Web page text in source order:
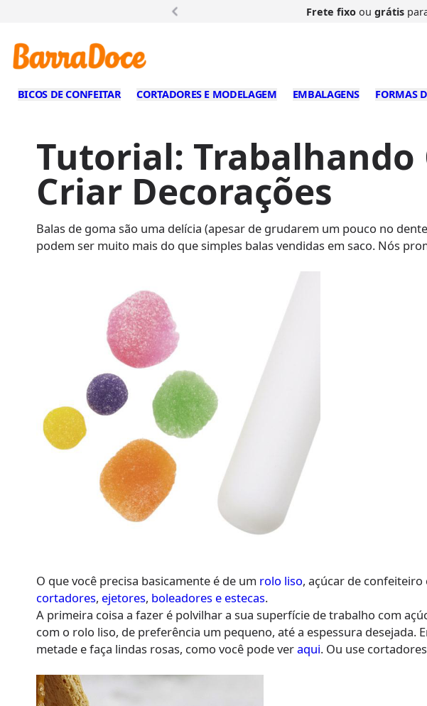
Frete fixoou grátis
BICOS DE CONFEITAR CORTADORES E MODELAGEM EMBALAGENS FORMAS
Tutorial: Trabalhando
Criar Decorações
Balas de goma são uma delícia (apesar de grudarem um pouco no
podem ser muito mais do que simples balas vendidas em saco. Nós
O que você precisa basicamente é de um rolo liso, açúcar de
cortadores, ejetores, boleadores e estecas.
A primeira coisa a fazer é polvilhar a sua superfície de trabalho com
com o rolo liso, de preferência um pequeno, até a espessura
metade e faça lindas rosas, como você pode veraqui. Ou use